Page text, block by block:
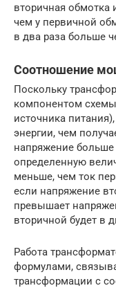
вторичная обмотка
чем у первичной
в два раза больше
Соотношение
Поскольку
компонентом
источника
энергии, чем
напряжение
определенную
меньше, чем ток
если напряжение
превышает
вторичной будет в
Работа
формулами,
трансформации с